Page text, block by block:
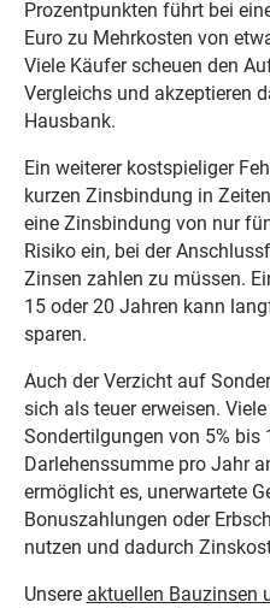
Prozentpunkten führt bei
Euro zu Mehrkosten von
Viele Käufer scheuen den
Vergleichs und akzeptieren
Hausbank.
Ein weiterer kostspieliger
kurzen Zinsbindung in
eine Zinsbindung von nur
Risiko ein, bei der
Zinsen zahlen zu müssen.
15 oder 20 Jahren kann
sparen.
Auch der Verzicht auf
sich als teuer erweisen.
Sondertilgungen von 5% bis
Darlehenssumme pro Jahr
ermöglicht es, unerwartete
Bonuszahlungen oder
nutzen und dadurch
Unsere aktuellen Bauzinsen